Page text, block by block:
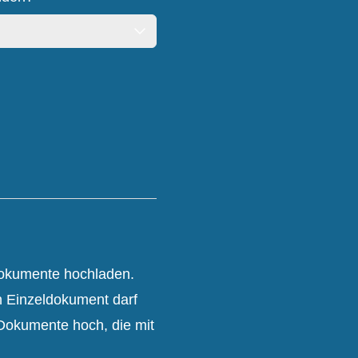
hochladen.
Einzeldokument darf
hoch, die mit